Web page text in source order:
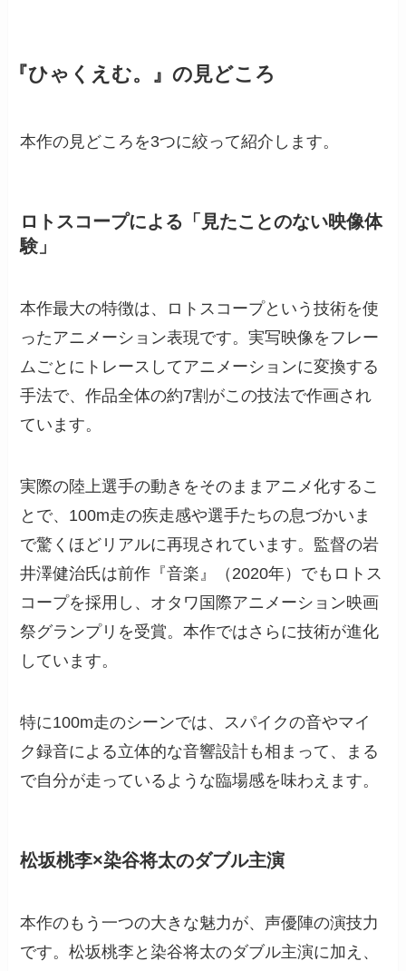
『ひゃくえむ。』の見どころ
本作の見どころを3つに絞って紹介します。
ロトスコープによる「見たことのない映像体
験」
本作最大の特徴は、ロトスコープという技術を使
ったアニメーション表現です。実写映像をフレー
ムごとにトレースしてアニメーションに変換する
手法で、作品全体の約7割がこの技法で作画され
ています。
実際の陸上選手の動きをそのままアニメ化するこ
とで、100m走の疾走感や選手たちの息づかいま
で驚くほどリアルに再現されています。監督の岩
井澤健治氏は前作『音楽』（2020年）でもロトス
コープを採用し、オタワ国際アニメーション映画
祭グランプリを受賞。本作ではさらに技術が進化
しています。
特に100m走のシーンでは、スパイクの音やマイ
ク録音による立体的な音響設計も相まって、まる
で自分が走っているような臨場感を味わえます。
松坂桃李×染谷将太のダブル主演
本作のもう一つの大きな魅力が、声優陣の演技力
です。松坂桃李と染谷将太のダブル主演に加え、